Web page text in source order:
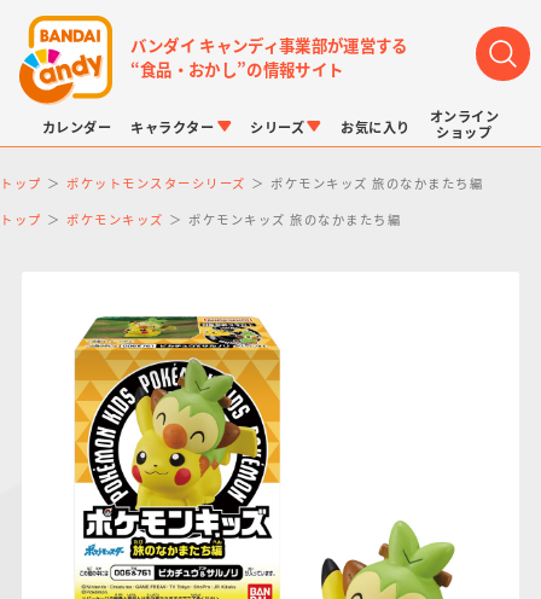
バンダイ キャンディ事業部が運営する
“食品・おかし”の情報サイト
カレンダー キャラクター
LINK TRAVELERS
仮面ライダーシリー
ズ
プリキュアシリーズ
ガンダムシリーズ アンパンマン
シリーズ
チョコボックス
キャラパキ
チョコサプ
にふぉるめーしょん
＆スクエアシール
ポケモンスケールワ
ールド
お気に入り
オンライン
ショップ
トップ ポケットモンスターシリーズ ポケモンキッズ 旅のなかまたち編
トップ ポケモンキッズ ポケモンキッズ 旅のなかまたち編